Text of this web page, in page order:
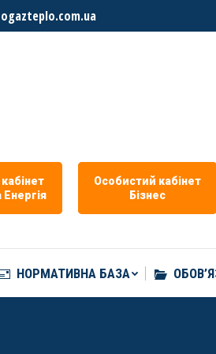
Особистий кабiнет
Бізнес
НОРМАТИВНА БАЗА
НОРМАТИВНА БАЗА